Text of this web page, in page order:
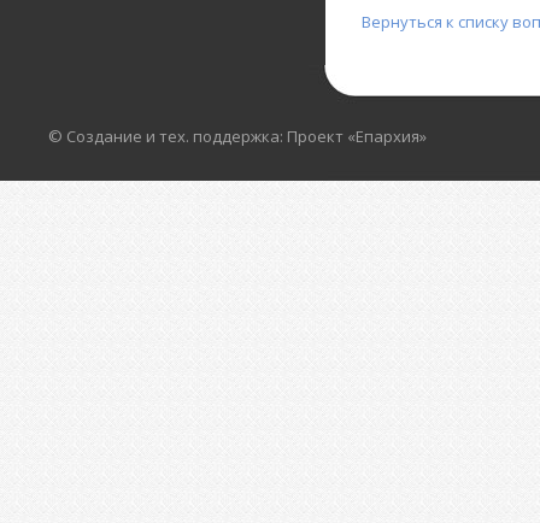
Вернуться к списку
© Создание и тех. поддержка: Проект «Епархия»